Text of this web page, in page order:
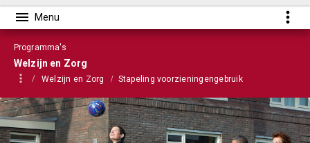
Programma's
Welzijn en Zorg
Welzijn en Zorg Stapeling voorzieningengebruik